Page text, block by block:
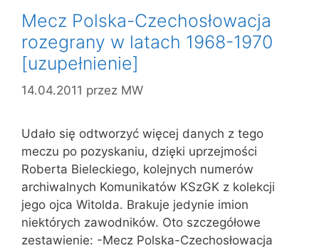
Mecz Polska-Czechosłowacja
rozegrany w latach 1968-1970
[uzupełnienie]
14.04.2011 przez MW
Udało się odtworzyć więcej danych z tego
meczu po pozyskaniu, dzięki uprzejmości
Roberta Bieleckiego, kolejnych numerów
archiwalnych Komunikatów KSzGK z kolekcji
jego ojca Witolda. Brakuje jedynie imion
niektórych zawodników. Oto szczegółowe
zestawienie: -Mecz Polska-Czechosłowacja